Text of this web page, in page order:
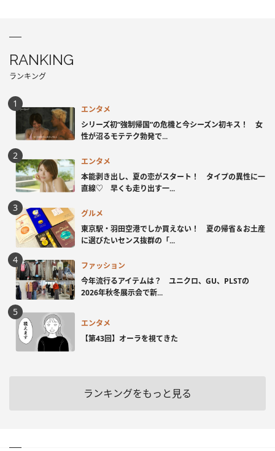
RANKING
ランキング
エンタメ
シリーズ初“強制帰国”の危機と今シーズン初キス！ 女
性が沼るモテテク勃発で...
エンタメ
本能剥き出し、夏の恋がスタート！ タイプの異性に一
直線♡ 早くも走り出す一...
グルメ
東京駅・羽田空港でしか買えない！ 夏の帰省＆お土産
に選びたいセンス抜群の「...
ファッション
今年流行るアイテムは？ ユニクロ、GU、PLSTの
2026年秋冬展示会で新...
エンタメ
【第43回】オーラを視てきた
ランキングをもっと見る